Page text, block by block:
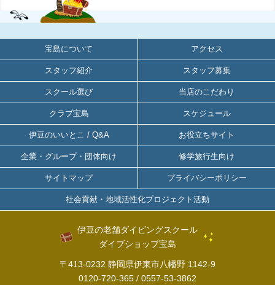
宝島について アクセス
スタッフ紹介 スタッフ募集
スクール選び 当店のこだわり
クラブ宝島 スケジュール
伊豆のいいとこ / Q&A お役立ちサイト
企業・グループ・団体向け 修学旅行生向け
サイトマップ プライバシーポリシー
社会貢献・地域活性化プロジェクト活動
伊豆の老舗ダイビングスクール
ダイブショップ宝島
〒413-0232 静岡県伊東市八幡野 1142-9
0120-720-365 / 0557-53-3862